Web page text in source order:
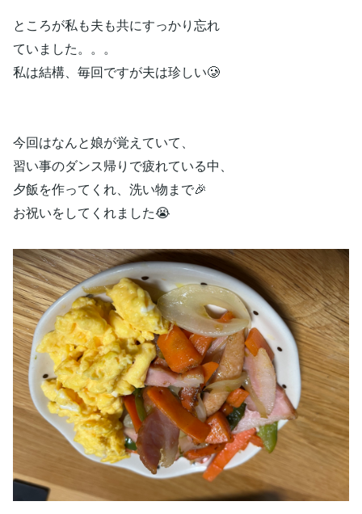
ところが私も夫も共にすっかり忘れ
ていました。。。
私は結構、毎回ですが夫は珍しい🥲
今回はなんと娘が覚えていて、
習い事のダンス帰りで疲れている中、
夕飯を作ってくれ、洗い物まで🎉
お祝いをしてくれました😭